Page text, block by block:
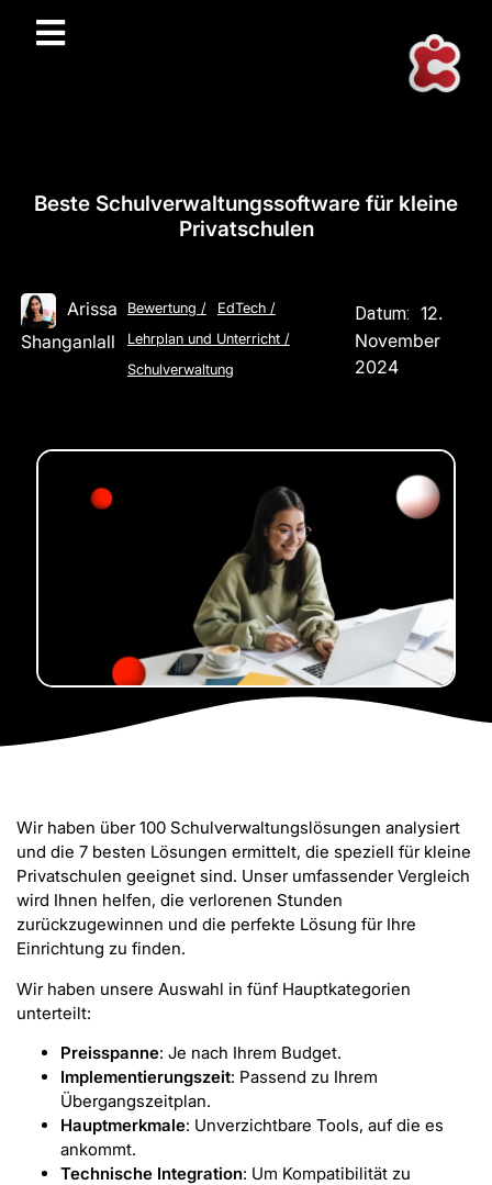
Beste Schulverwaltungssoftware für kleine
Privatschulen
Arissa
Shanganlall
Bewertung / EdTech/
Lehrplan und Unterricht/
Schulverwaltung
Datum: 12.
November
2024
Wir haben über 100 Schulverwaltungslösungen analysiert
und die 7 besten Lösungen ermittelt, die speziell für kleine
Privatschulen geeignet sind. Unser umfassender Vergleich
wird Ihnen helfen, die verlorenen Stunden
zurückzugewinnen und die perfekte Lösung für Ihre
Einrichtung zu finden.
Wir haben unsere Auswahl in fünf Hauptkategorien
unterteilt:
Preisspanne: Je nach Ihrem Budget.
Implementierungszeit: Passend zu Ihrem
Übergangszeitplan.
Hauptmerkmale: Unverzichtbare Tools, auf die es
ankommt.
Technische Integration: Um Kompatibilität zu